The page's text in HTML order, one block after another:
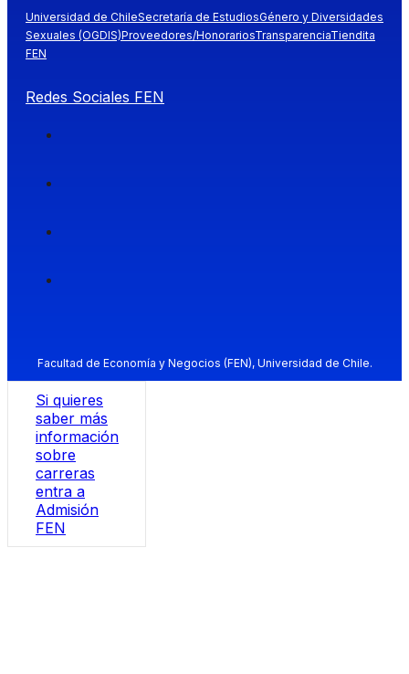
Universidad de ChileSecretaría de EstudiosGénero y Diversidades
Sexuales (OGDIS)Proveedores/HonorariosTransparenciaTiendita
FEN
Redes Sociales FEN
Facultad de Economía y Negocios (FEN), Universidad de Chile.
Si quieres
saber más
información
sobre
carreras
entra a
Admisión
FEN